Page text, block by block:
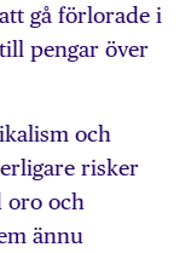
gå förlorade i
pengar över
och
risker
oro och
ännu